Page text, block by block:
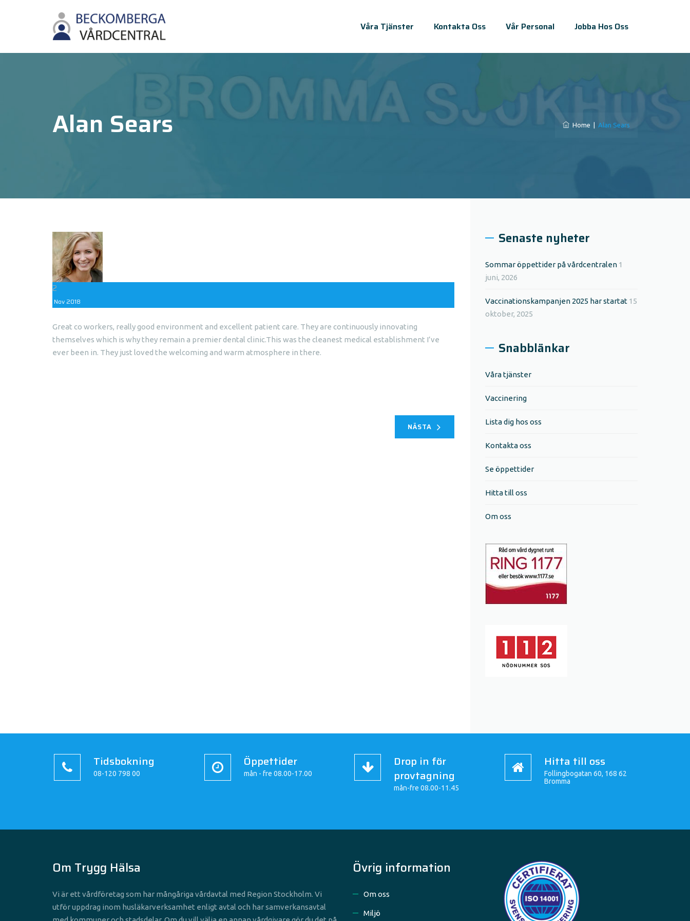
Våra Tjänster Kontakta Oss Vår Personal Jobba Hos Oss
Alan Sears Home Alan Sears
2
Nov 2018
Great co workers, really good environment and excellent patient care. They are continuously innovating
themselves which is why they remain a premier dental clinic.This was the cleanest medical establishment I’ve
ever been in. They just loved the welcoming and warm atmosphere in there.
NÄSTA
Senaste nyheter
Sommar öppettider på vårdcentralen 1
juni, 2026
Vaccinationskampanjen 2025 har startat 15
oktober, 2025
Snabblänkar
Våra tjänster
Vaccinering
Lista dig hos oss
Kontakta oss
Se öppettider
Hitta till oss
Om oss
Tidsbokning
08-120 798 00
Öppettider
mån - fre 08.00-17.00
Drop in för
provtagning
mån-fre 08.00-11.45
Hitta till oss
Follingbogatan 60, 168 62
Bromma
Om Trygg Hälsa
Vi är ett vårdföretag som har mångåriga vårdavtal med Region Stockholm. Vi
utför uppdrag inom husläkarverksamhet enligt avtal och har samverkansavtal
Övrig information
Om oss
Miljö